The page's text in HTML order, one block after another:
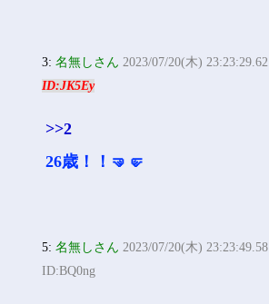
3:名無しさん 2023/07/20(木) 23:23:29.62
ID:JK5Ey
>>2
26歳！！🤜🤛
5:名無しさん 2023/07/20(木) 23:23:49.58
ID:BQ0ng